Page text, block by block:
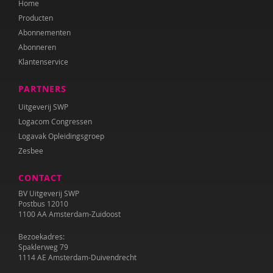
Mariëlle Cloin
Resi Damhuis
Annika de Haan
Kirsten Dijk
Leen Dom
Nanne van Doorn
Anne L. Douglass
Marieke Effting
Corina Elzenaar
Home
Producten
Abonnementen
Abonneren
Klantenservice
PARTNERS
Uitgeverij SWP
Logacom Congressen
Logavak Opleidingsgroep
Zesbee
CONTACT
BV Uitgeverij SWP
Postbus 12010
1100 AA Amsterdam-Zuidoost
Bezoekadres:
Spaklerweg 79
1114 AE Amsterdam-Duivendrecht